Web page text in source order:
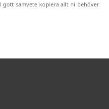
samvete kopiera allt ni behöver